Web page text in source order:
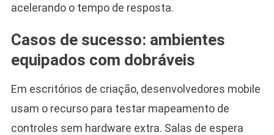
acelerando o tempo de resposta.
Casos de sucesso: ambientes
equipados com dobráveis
Em escritórios de criação, desenvolvedores mobile
usam o recurso para testar mapeamento de
controles sem hardware extra. Salas de espera